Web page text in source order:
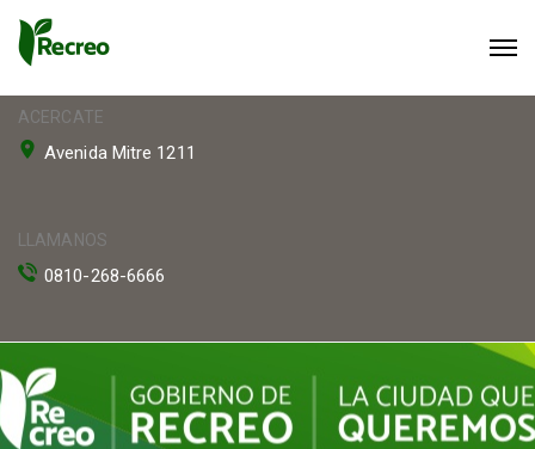
ACERCATE
Avenida Mitre 1211
LLAMANOS
0810-268-6666